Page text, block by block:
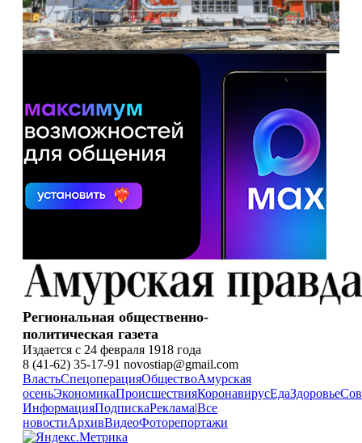
Региональная общественно-
политическая газета
Издается с 24 февраля 1918 года
8 (41-62) 35-17-91 novostiap@gmail.com
ВластьСпецоперацияОбществоАмурская
осеньЭкономикаПроисшествияКоронавирусЕдаЗдоровье
ИнформацияПодпискаРеклама|Все
новостиАрхивВидеоФоторепортажи